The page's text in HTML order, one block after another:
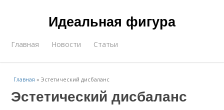
Идеальная фигура
Главная Новости Статьи
Главная »Эстетический дисбаланс
Эстетический дисбаланс